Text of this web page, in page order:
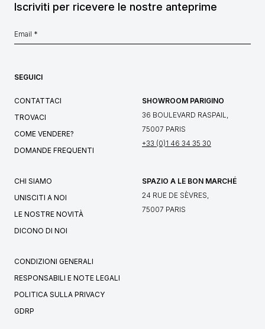
Iscriviti per ricevere le nostre anteprime
SEGUICI
CONTATTACI
TROVACI
COME VENDERE?
DOMANDE FREQUENTI
SHOWROOM PARIGINO
36 BOULEVARD RASPAIL,
75007 PARIS
+33 (0)1 46 34 35 30
CHI SIAMO
UNISCITI A NOI
LE NOSTRE NOVITÀ
DICONO DI NOI
SPAZIO A LE BON MARCHÉ
24 RUE DE SÈVRES,
75007 PARIS
CONDIZIONI GENERALI
RESPONSABILI E NOTE LEGALI
POLITICA SULLA PRIVACY
GDRP